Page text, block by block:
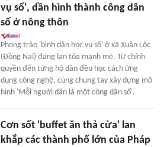
vụ số', dần hình thành công dân
số ở nông thôn
Phong trào 'bình dân học vụ số' ở xã Xuân Lộc
(Đồng Nai) đang lan tỏa mạnh mẽ. Từ chính
quyền đến từng hộ dân đều học cách ứng
dụng công nghệ, cùng chung tay xây dựng mô
hình 'Mỗi người dân là một công dân số'.
Cơn sốt 'buffet ăn thả cửa' lan
khắp các thành phố lớn của Pháp